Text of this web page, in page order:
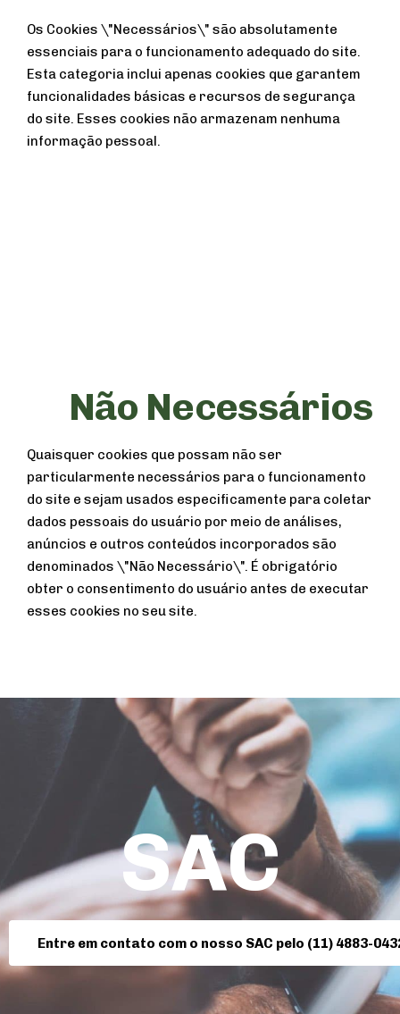
Os Cookies \"Necessários\" são absolutamente
essenciais para o funcionamento adequado do site.
Esta categoria inclui apenas cookies que garantem
funcionalidades básicas e recursos de segurança
do site. Esses cookies não armazenam nenhuma
informação pessoal.
Não Necessários
Quaisquer cookies que possam não ser
particularmente necessários para o funcionamento
do site e sejam usados ​​especificamente para coletar
dados pessoais do usuário por meio de análises,
anúncios e outros conteúdos incorporados são
denominados \"Não Necessário\". É obrigatório
obter o consentimento do usuário antes de executar
esses cookies no seu site.
SAC
Entre em contato com o nosso SAC pelo (11) 4883-